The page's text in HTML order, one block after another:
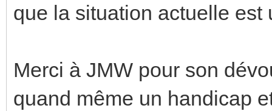
que la situation actuelle est
Merci à JMW pour son
quand même un handicap